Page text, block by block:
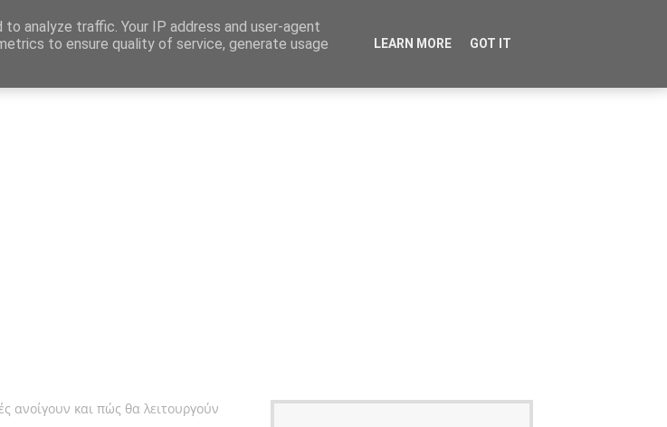
ανοίγουν και πώς θα λειτουργούν
analyze traffic. Your IP address and user-agent
to ensure quality of service, generate usage
LEARN MORE GOT IT